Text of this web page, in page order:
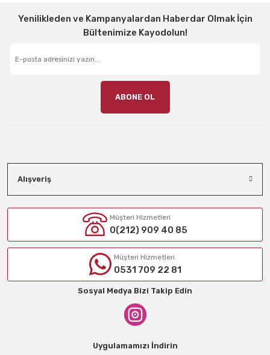
Yenilikleden ve Kampanyalardan Haberdar Olmak İçin
Bültenimize Kayodolun!
ABONE OL
Alışveriş
Müşteri Hizmetleri
0(212) 909 40 85
Müşteri Hizmetleri
0531 709 22 81
Sosyal Medya Bizi Takip Edin
Uygulamamızı İndirin